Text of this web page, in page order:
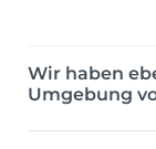
Wir haben
Umgebung